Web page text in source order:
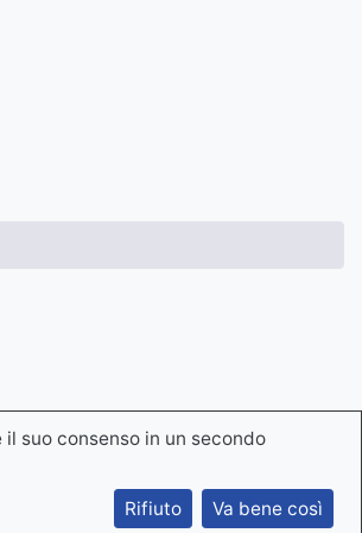
Entrare in contatto
suo consenso in un secondo
Rifiuto Va bene così